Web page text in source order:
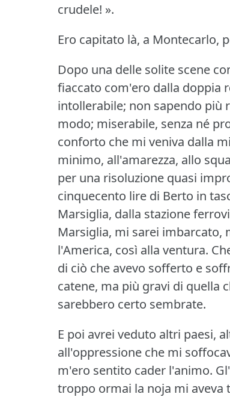
crudele! ».
Ero capitato là, a Montecarlo,
Dopo una delle solite scene
fiaccato com'ero dalla doppia
intollerabile; non sapendo più
modo; miserabile, senza né
conforto che mi veniva dalla
minimo, all'amarezza, allo
per una risoluzione quasi
cinquecento lire di Berto in
Marsiglia, dalla stazione
Marsiglia, mi sarei imbarcato,
l'America, così alla ventura.
di ciò che avevo sofferto e
catene, ma più gravi di quella
sarebbero certo sembrate.
E poi avrei veduto altri paesi,
all'oppressione che mi
m'ero sentito cader l'animo.
troppo ormai la noja mi